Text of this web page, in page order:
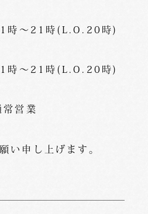
21時(L.O.20時)
21時(L.O.20時)
営業
い申し上げます。